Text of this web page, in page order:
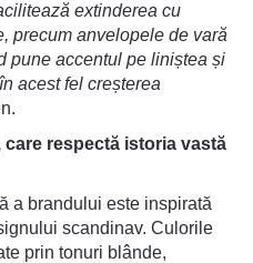
extinderea cu
precum anvelopele de vară
pune accentul pe liniștea și
acest fel creșterea
respectă istoria vastă
a brandului este inspirată
scandinav. Culorile
prin tonuri blânde,